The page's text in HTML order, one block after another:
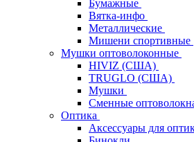
Бумажные
Вятка-инфо
Металлические
Мишени спортивные
Мушки оптоволоконные
HIVIZ (США)
TRUGLO (США)
Мушки
Сменные
Оптика
Аксессуары для